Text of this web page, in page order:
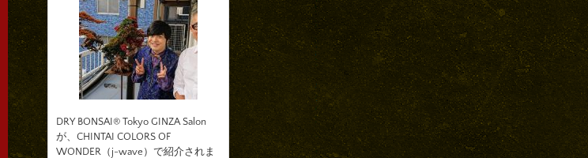
DRY BONSAI® Tokyo GINZA Salon
が、CHINTAI COLORS OF
WONDER（j-wave）で紹介されま